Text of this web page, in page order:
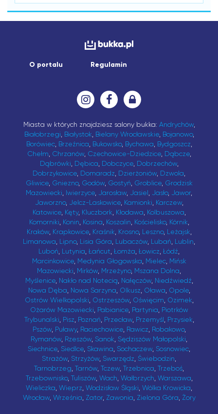
O portalu Regulamin
Miasta w których znajdziesz salony bukka: Andrychów,
Białobrzegi, Białystok, Bielany Wrocławskie, Bojanowo,
Borówiec, Brzeźnica, Bukowsko, Bychawa, Bydgoszcz,
Chełm, Chrzanów, Czechowice-Dziedzice, Dąbcze,
Dąbrówki, Dębica, Dobczyce, Dobrzechów,
Dobrzykowice, Domaradz, Dzierżoniów, Dzwola,
Gliwice, Gniezno, Godów, Gostyń, Groblice, Grodzisk
Mazowiecki, Iwierzyce, Jarosław, Jasiel, Jasło, Jawor,
Jaworzno, Jelcz-Laskowice, Kamionki, Karczew,
Katowice, Kęty, Kluczbork, Kłodawa, Kolbuszowa,
Komorniki, Konin, Kosina, Koszalin, Kościelisko, Kórnik,
Kraków, Krapkowice, Kraśnik, Krosno, Leszno, Leżajsk,
Limanowa, Lipno, Lisia Góra, Lubaczów, Lubań, Lublin,
Luboń, Lutynia, Łańcut, Łomża, Łowicz, Łódź,
Marcinkowice, Medynia Głogowska, Mielec, Mińsk
Mazowiecki, Mirków, Mrzeżyno, Mszana Dolna,
Myślenice, Nakło nad Notecią, Nałęczów, Niedźwiedź,
Nowa Dęba, Nowa Sarzyna, Olkusz, Oława, Opole,
Ostrów Wielkopolski, Ostrzeszów, Oświęcim, Ozimek,
Ożarów Mazowiecki, Pabianice, Partynia, Piotrków
Trybunalski, Pisz, Poznań, Przecław, Przemyśl, Przysiek,
Pszów, Puławy, Raciechowice, Rawicz, Robakowo,
Rymanów, Rzeszów, Sanok, Sędziszów Małopolski,
Siechnice, Siedlce, Skawina, Sochaczew, Sosnowiec,
Strażów, Strzyżów, Swarzędz, Świebodzin,
Tarnobrzeg, Tarnów, Tczew, Trzebnica, Trzeboś,
Trzebownisko, Tuliszów, Wach, Wałbrzych, Warszawa,
Wieliczka, Wieprz, Wodzisław Śląski, Wólka Krowicka,
Wrocław, Września, Zator, Zawonia, Zielona Góra, Żory